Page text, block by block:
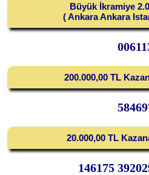
Büyük İkramiye
( Ankara Ankara
200.000,00 TL
20.000,00 TL
146175